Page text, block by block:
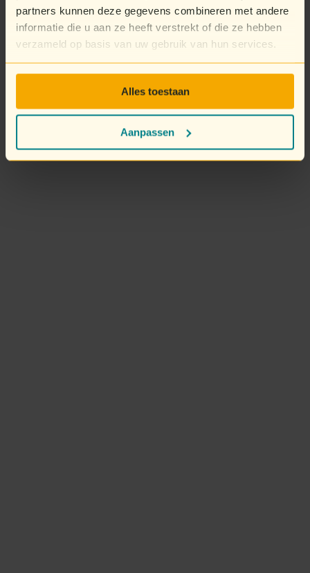
partners kunnen deze gegevens combineren met andere
informatie die u aan ze heeft verstrekt of die ze hebben
verzameld op basis van uw gebruik van hun services.
Alles toestaan
Aanpassen